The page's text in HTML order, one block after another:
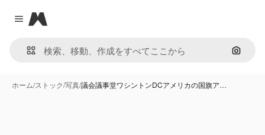
Close menu
Magnific
画像で
ホーム/ストック/写真/議会議事堂ワシントンDCアメリカの国旗ア…